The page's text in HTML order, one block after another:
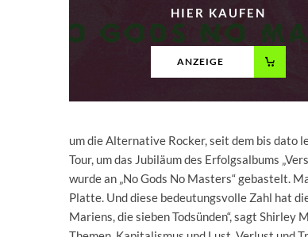
HIER KAUFEN
ANZEIGE
um die Alternative Rocker, seit dem bis dato
Tour, um das Jubiläum des Erfolgsalbums
wurde an „No Gods No Masters“ gebastelt.
Platte. Und diese bedeutungsvolle Zahl hat
Mariens, die sieben Todsünden“, sagt Shirley